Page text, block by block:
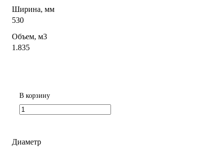
Ширина, мм
530
Объем, м3
1.835
В корзину
Диаметр